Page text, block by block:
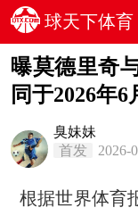
球天下体育
曝莫德里奇
同于‌2026年6
臭妹妹
首发
2026-
根据世界体育